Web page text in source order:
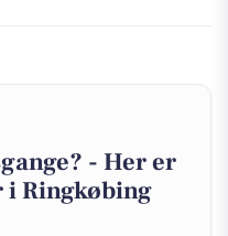
- Her er
Ringkøbing